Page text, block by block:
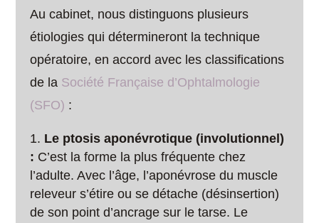
Au cabinet, nous distinguons plusieurs
étiologies qui détermineront la technique
opératoire, en accord avec les classifications
de la Société Française d’Ophtalmologie
(SFO) :
Le ptosis aponévrotique (involutionnel)
: C’est la forme la plus fréquente chez
l’adulte. Avec l’âge, l’aponévrose du muscle
releveur s’étire ou se détache (désinsertion)
de son point d’ancrage sur le tarse. Le